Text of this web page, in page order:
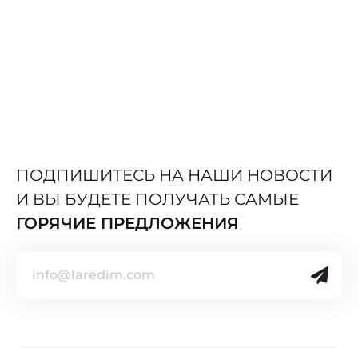
ПОДПИШИТЕСЬ НА НАШИ НОВОСТИ
И ВЫ БУДЕТЕ ПОЛУЧАТЬ САМЫЕ
ГОРЯЧИЕ ПРЕДЛОЖЕНИЯ